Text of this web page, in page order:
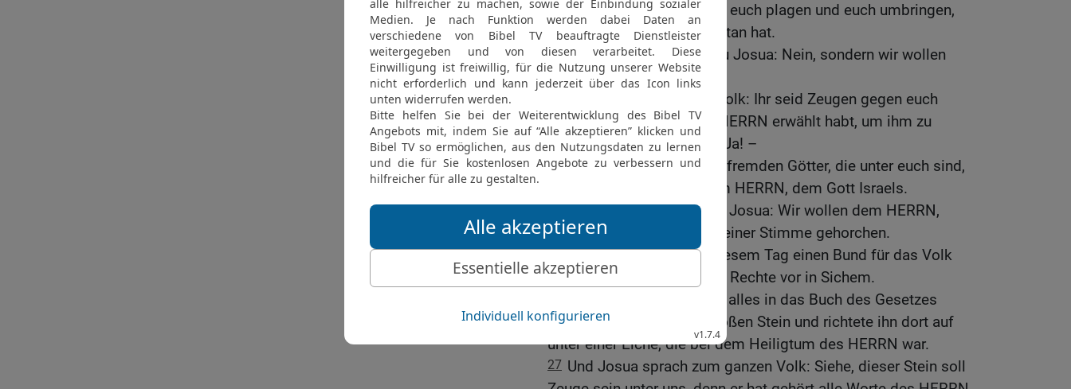
wird er sich abwenden und euch plagen und euch umbringen,
nachdem er euch Gutes getan hat.
21 Das Volk aber sprach zu Josua: Nein, sondern wir wollen
dem HERRN dienen.
Da sprach Josua zum Volk: Ihr seid Zeugen gegen euch
selbst, dass ihr euch den HERRN erwählt habt, um ihm zu
dienen. Und sie sprachen: Ja! –
23 So tut nun von euch die fremden Götter, die unter euch sind,
und neigt euer Herz zu dem HERRN, dem Gott Israels.
24 Und das Volk sprach zu Josua: Wir wollen dem HERRN,
unserm Gott, dienen und seiner Stimme gehorchen.
25 So schloss Josua an diesem Tag einen Bund für das Volk
und legte ihm Gesetze und Rechte vor in Sichem.
Und Josua schrieb dies alles in das Buch des Gesetzes
Gottes und nahm einen großen Stein und richtete ihn dort auf
unter einer Eiche, die bei dem Heiligtum des HERRN war.
27 Und Josua sprach zum ganzen Volk: Siehe, dieser Stein soll